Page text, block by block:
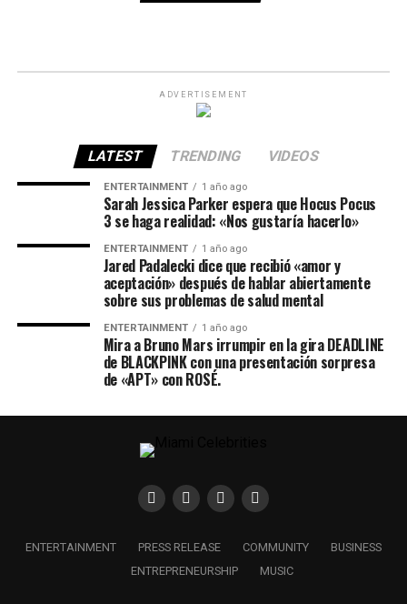
ADVERTISEMENT
LATEST TRENDING VIDEOS
ENTERTAINMENT 1 año ago
Sarah Jessica Parker espera que Hocus Pocus
3 se haga realidad: «Nos gustaría hacerlo»
ENTERTAINMENT 1 año ago
Jared Padalecki dice que recibió «amor y
aceptación» después de hablar abiertamente
sobre sus problemas de salud mental
ENTERTAINMENT 1 año ago
Mira a Bruno Mars irrumpir en la gira DEADLINE
de BLACKPINK con una presentación sorpresa
de «APT» con ROSÉ.
ENTERTAINMENT PRESS RELEASE COMMUNITY
BUSINESS
ENTREPRENEURSHIP
MUSIC